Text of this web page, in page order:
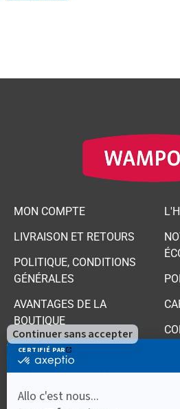
MON COMPTE
LIVRAISON ET RETOURS
POLITIQUE, CONDITIONS
GÉNÉRALES
AVANTAGES DE LA
BOUTIQUE
PRODUITS
FAITS SUR LA SANTÉ